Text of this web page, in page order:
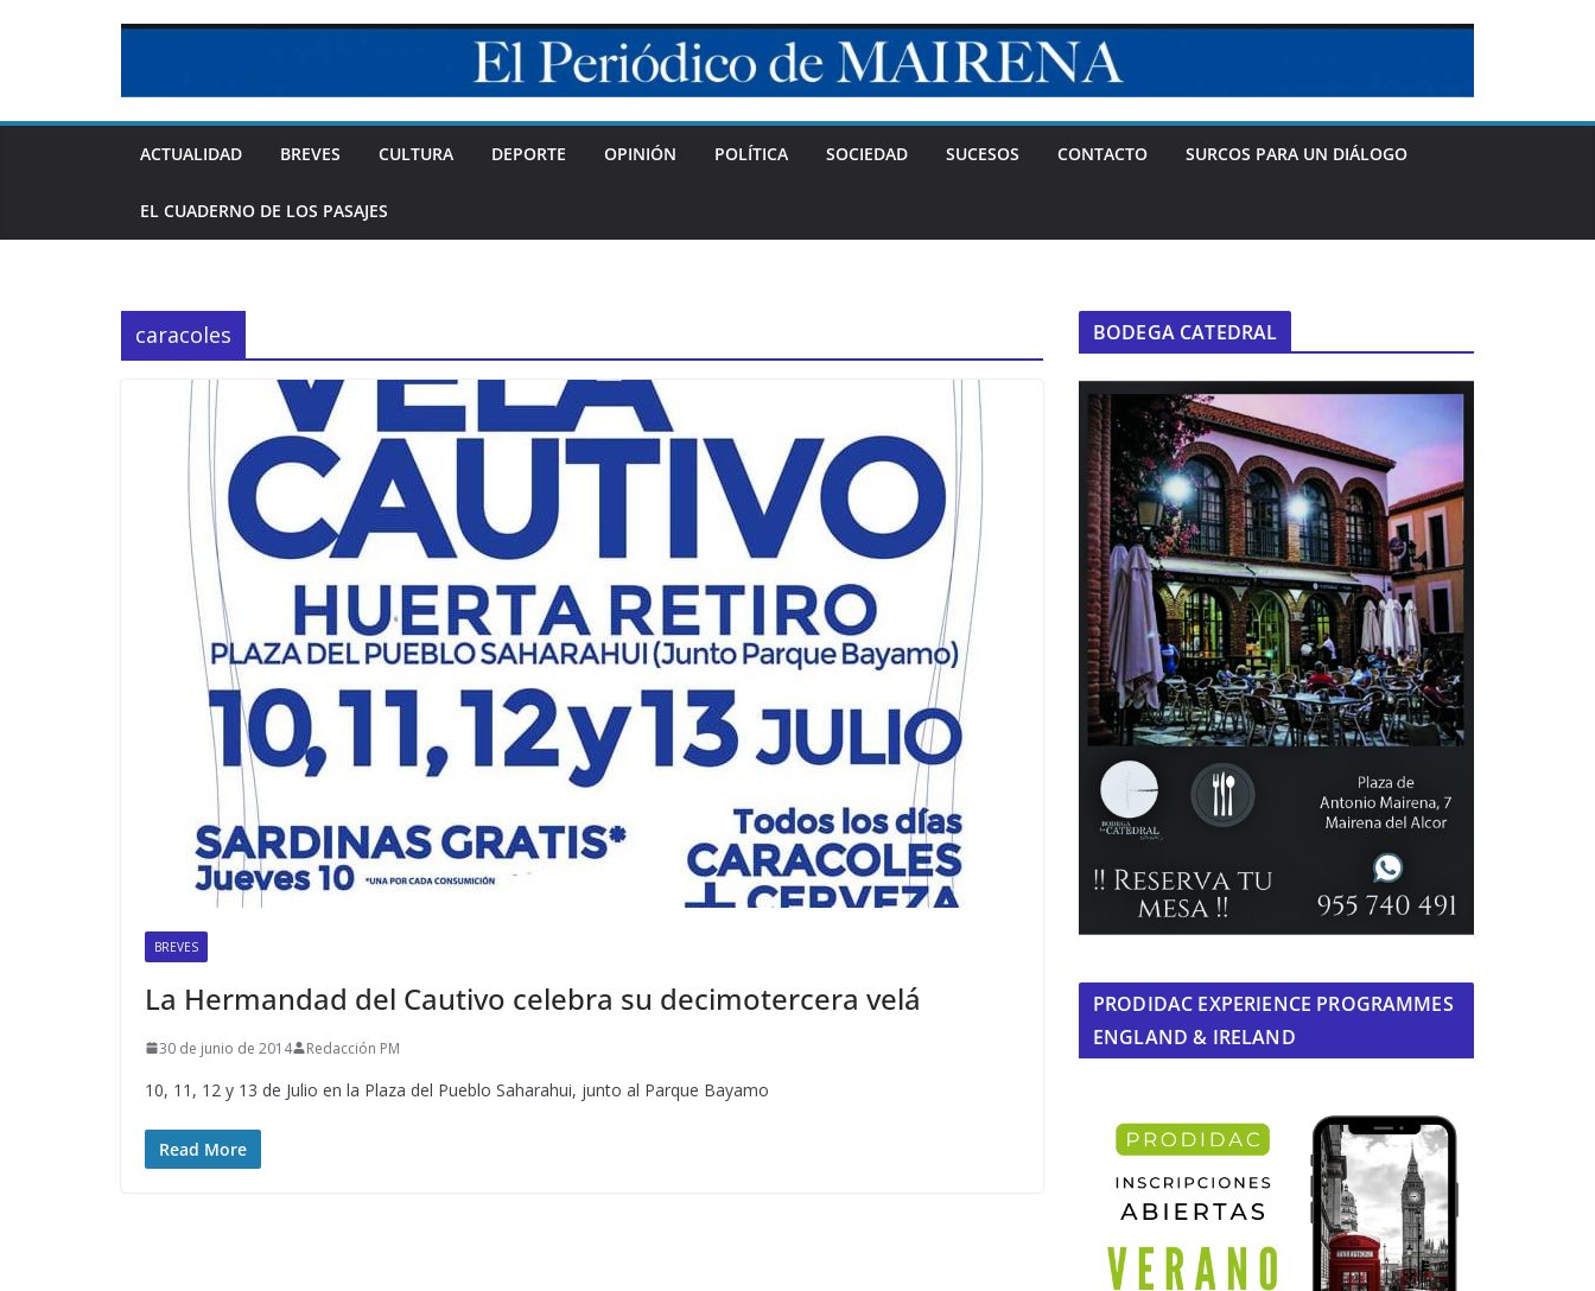
ACTUALIDAD BREVES CULTURA DEPORTE OPINIÓN POLÍTICA SOCIEDAD SUCESOS CONTACTO SURCOS PARA UN DIÁLOGO
EL CUADERNO DE LOS PASAJES
caracoles
BREVES
La Hermandad del Cautivo celebra su decimotercera velá
30 de junio de 2014 Redacción PM
10, 11, 12 y 13 de Julio en la Plaza del Pueblo Saharahui, junto al Parque Bayamo
Read More
BODEGA CATEDRAL
PRODIDAC EXPERIENCE PROGRAMMES
ENGLAND & IRELAND